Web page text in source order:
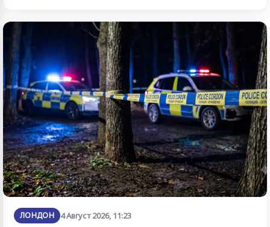
ЛОНДОН 4 Август 2026, 11:23